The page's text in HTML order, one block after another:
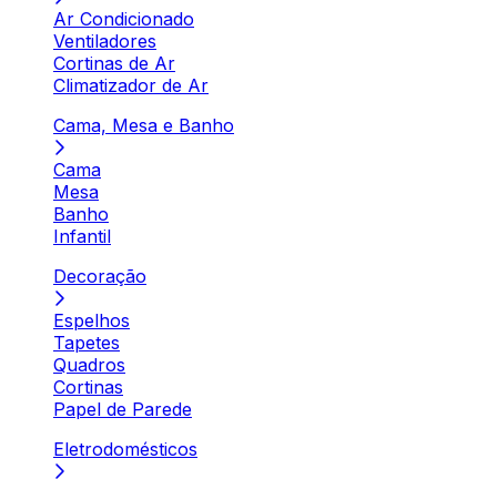
Ar Condicionado
Ventiladores
Cortinas de Ar
Climatizador de Ar
Cama, Mesa e Banho
Cama
Mesa
Banho
Infantil
Decoração
Espelhos
Tapetes
Quadros
Cortinas
Papel de Parede
Eletrodomésticos